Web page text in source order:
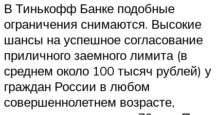
В Тинькофф Банке подобные
ограничения снимаются. Высокие
шансы на успешное согласование
приличного заемного лимита (в
среднем около 100 тысяч рублей) у
граждан России в любом
совершеннолетнем возрасте,